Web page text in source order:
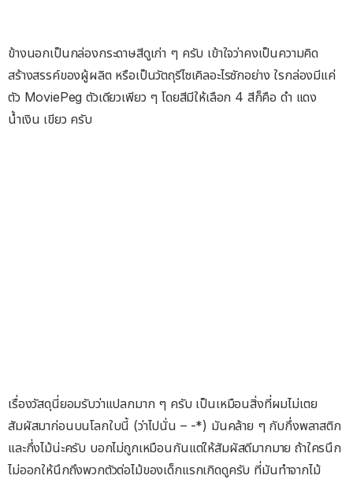
ข้างนอกเป็นกล่องกระดาษสีดูเก่า ๆ ครับ เข้าใจว่าคงเป็นความคิด
สร้างสรรค์ของผู้ผลิต หรือเป็นวัตถุรีไซเคิลอะไรซักอย่าง ใรกล่องมีแค่
ตัว MoviePeg ตัวเดียวเพียว ๆ โดยสีมีให้เลือก 4 สีก็คือ ดำ แดง
น้ำเงิน เขียว ครับ
เรื่องวัสดุนี่ยอมรับว่าแปลกมาก ๆ ครับ เป็นเหมือนสิ่งที่ผมไม่เตย
สัมผัสมาก่อนบนโลกใบนี้ (ว่าไปนั่น – -*) มันคล้าย ๆ กับกึ่งพลาสติก
และกึ่งไม้น่ะครับ บอกไม่ถูกเหมือนกันแต่ให้สัมผัสดีมากมาย ถ้าใครนึก
ไม่ออกให้นึกถึงพวกตัวต่อไม้ของเด็กแรกเกิดดูครับ ที่มันทำจากไม้